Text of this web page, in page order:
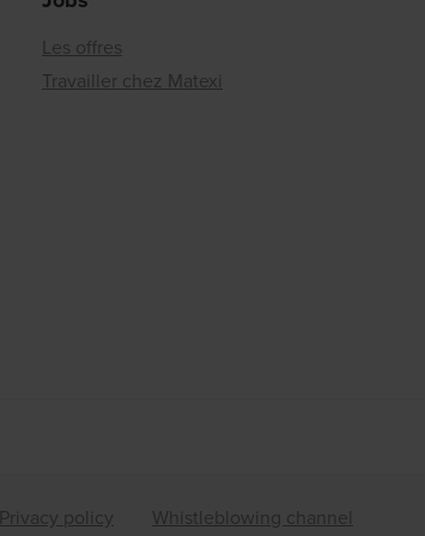
Les offres
Travailler chez Matexi
Privacy policy Whistleblowing channel